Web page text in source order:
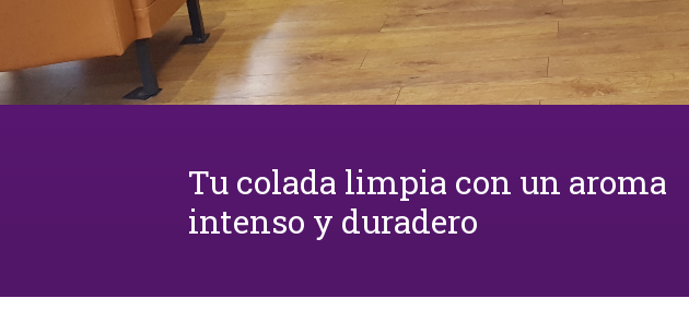
Tu colada limpia con un aroma
intenso y duradero